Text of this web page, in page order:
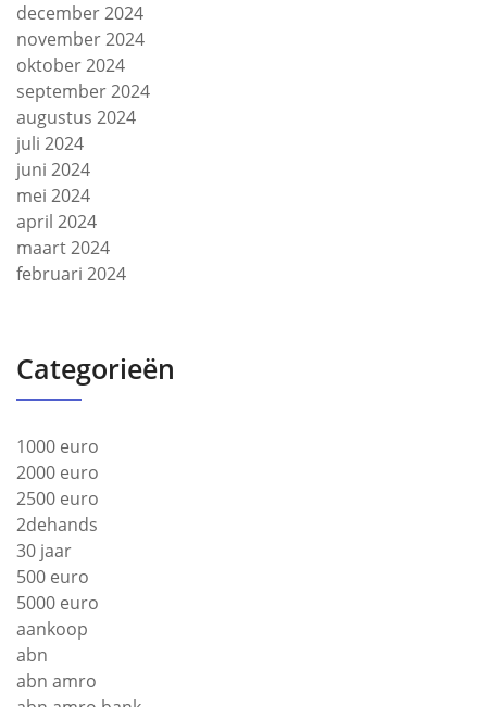
december 2024
november 2024
oktober 2024
september 2024
augustus 2024
juli 2024
juni 2024
mei 2024
april 2024
maart 2024
februari 2024
Categorieën
1000 euro
2000 euro
2500 euro
2dehands
30 jaar
500 euro
5000 euro
aankoop
abn
abn amro